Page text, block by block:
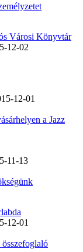
Városi Könyvtár
12-02
12-01
a Jazz
11-13
12-01